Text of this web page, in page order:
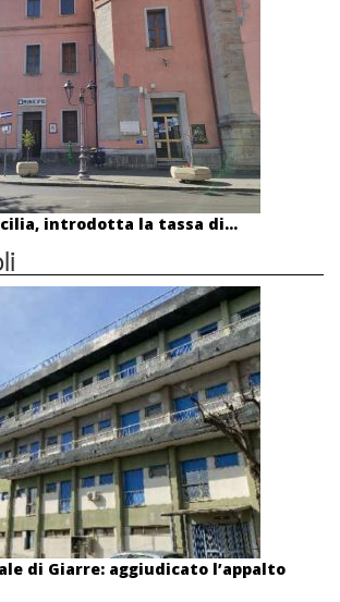
introdotta la tassa di...
di Giarre: aggiudicato l’appalto